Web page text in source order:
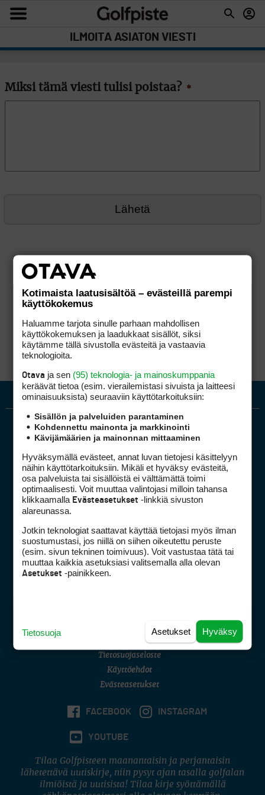
ILMOITA ASIATON VIESTI
Miksi tämä viesti tulisi poistaa? *
Golfpiste mediakortti
Golfpisteen yhteystiedot
DSA avoimuusraportti
Asiakaspalvelu
(digi) digi@otavamedia.fi
Tietosuojaseloste
Käyttöehdot
Evästeasetukset
FACEBOOK INSTAGRAM
YOUTUBE
Tilaa Golfpisteen maanantaisin ja perjantaisin
lähetettävä uutiskirje, niin pysyt ajan tasalla golfalan
ilmiöistä ja uutisista! Tilaa kirje syöttämällä
Kotimaista laatusisältöä – evästeillä parempi
käyttökokemus
Haluamme tarjota sinulle parhaan mahdollisen
käyttökokemuksen ja laadukkaat sisällöt, siksi
käytämme tällä sivustolla evästeitä ja vastaavia
teknologioita.
Otava ja sen (95) teknologia- ja mainoskumppania
keräävät tietoa (esim. vierailemis­tasi sivuista ja laitteesi
ominaisuuk­sista) seuraaviin käyttötarkoituksiin:
Sisällön ja palveluiden parantaminen
Kohdennettu mainonta ja markkinointi
Kävijämäärien ja mainonnan mittaaminen
Hyväksymällä evästeet, annat luvan tietojesi käsittelyyn
näihin käyttötarkoituksiin. Mikäli et hyväksy evästeitä,
osa palveluista tai sisällöistä ei välttämättä toimi
optimaalisesti. Voit muuttaa valintojasi milloin tahansa
klikkaamalla Evästeasetukset -linkkiä sivuston
alareunassa.
Jotkin teknologiat saattavat käyttää tietojasi myös ilman
suostumustasi, jos niillä on siihen oikeutettu peruste
(esim. sivun tekninen toimivuus). Voit vastustaa tätä tai
muuttaa kaikkia asetuksiasi valitsemalla alla olevan
Asetukset -painikkeen.
Hyväksy
Asetukset
Tietosuoja